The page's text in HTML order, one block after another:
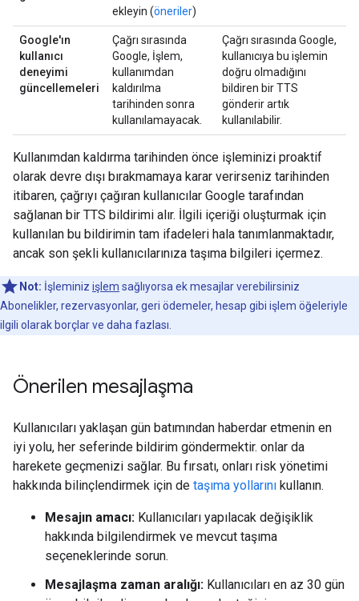
ekleyin (öneriler)
Google'ın
kullanıcı
deneyimi
güncellemeleri
Çağrı sırasında
Google, İşlem,
kullanımdan
kaldırılma
tarihinden sonra
kullanılamayacak.
Çağrı sırasında Google,
kullanıcıya bu işlemin
doğru olmadığını
bildiren bir TTS
gönderir artık
kullanılabilir.
Kullanımdan kaldırma tarihinden önce işleminizi proaktif
olarak devre dışı bırakmamaya karar verirseniz tarihinden
itibaren, çağrıyı çağıran kullanıcılar Google tarafından
sağlanan bir TTS bildirimi alır. İlgili içeriği oluşturmak için
kullanılan bu bildirimin tam ifadeleri hala tanımlanmaktadır,
ancak son şekli kullanıcılarınıza taşıma bilgileri içermez.
Not: İşleminiz işlem sağlıyorsa ek mesajlar verebilirsiniz
Abonelikler, rezervasyonlar, geri ödemeler, hesap gibi işlem öğeleriyle
ilgili olarak borçlar ve daha fazlası.
Önerilen mesajlaşma
Kullanıcıları yaklaşan gün batımından haberdar etmenin en
iyi yolu, her seferinde bildirim göndermektir. onlar da
harekete geçmenizi sağlar. Bu fırsatı, onları risk yönetimi
hakkında bilinçlendirmek için de taşıma yollarını kullanın.
Mesajın amacı: Kullanıcıları yapılacak değişiklik
hakkında bilgilendirmek ve mevcut taşıma
seçeneklerinde sorun.
Mesajlaşma zaman aralığı: Kullanıcıları en az 30 gün